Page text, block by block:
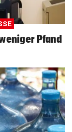
Pfand